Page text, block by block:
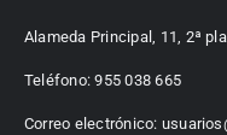
Alameda Principal, 11, 2ª
Teléfono:955 038 665
Correo electrónico: